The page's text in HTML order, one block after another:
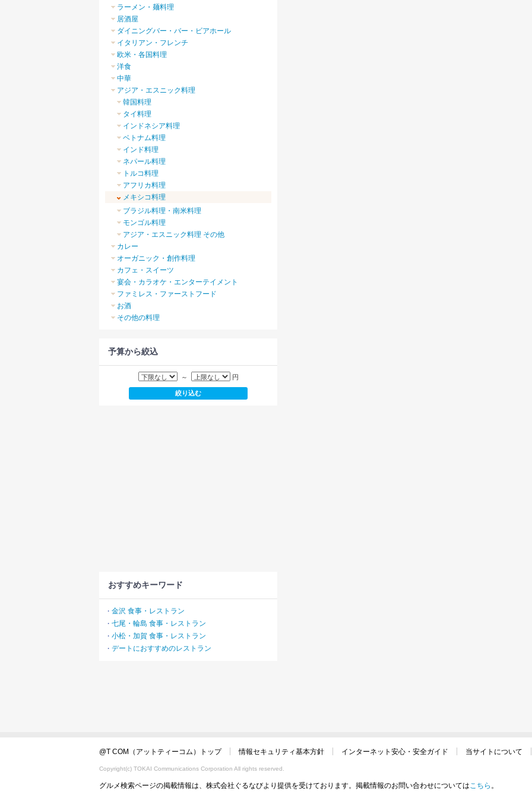
ラーメン・麺料理
居酒屋
ダイニングバー・バー・ビアホール
イタリアン・フレンチ
欧米・各国料理
洋食
中華
アジア・エスニック料理
韓国料理
タイ料理
インドネシア料理
ベトナム料理
インド料理
ネパール料理
トルコ料理
アフリカ料理
メキシコ料理
ブラジル料理・南米料理
モンゴル料理
アジア・エスニック料理 その他
カレー
オーガニック・創作料理
カフェ・スイーツ
宴会・カラオケ・エンターテイメント
ファミレス・ファーストフード
お酒
その他の料理
予算から絞込
～ 円
おすすめキーワード
・ 金沢 食事・レストラン
・ 七尾・輪島 食事・レストラン
・ 小松・加賀 食事・レストラン
・ デートにおすすめのレストラン
@T COM（アットティーコム）トップ 情報セキュリティ基本方針 インターネット安心・安全ガイド 当サイトについて
Copyright(c) TOKAI Communications Corporation All rights reserved.
グルメ検索ページの掲載情報は、株式会社ぐるなびより提供を受けております。掲載情報のお問い合わせについてはこちら 。